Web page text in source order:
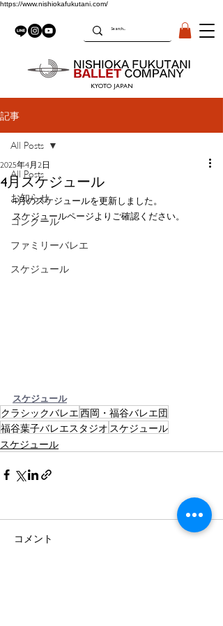
https://www.nishiokafukutani.com/
KYOTO JAPAN
記事
All Posts
お知らせ
コンクール
ファミリーバレエ
スケジュール
All Posts
4月スケジュール
2025年4月2日
4月のスケジュールを更新しました。
スケジュールページよりご確認ください。
スケジュール
クラシックバレエ 西岡・福谷バレエ団
福谷葉子バレエスタジオ スケジュール
スケジュール
コメント